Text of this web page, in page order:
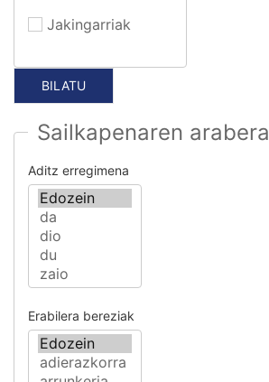
Jakingarriak
Sailkapenaren arabera
Aditz erregimena
Erabilera bereziak